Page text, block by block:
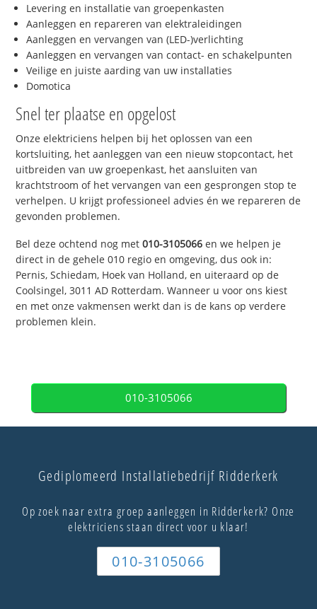
Levering en installatie van groepenkasten
Aanleggen en repareren van elektraleidingen
Aanleggen en vervangen van (LED-)verlichting
Aanleggen en vervangen van contact- en schakelpunten
Veilige en juiste aarding van uw installaties
Domotica
Snel ter plaatse en opgelost
Onze elektriciens helpen bij het oplossen van een
kortsluiting, het aanleggen van een nieuw stopcontact, het
uitbreiden van uw groepenkast, het aansluiten van
krachtstroom of het vervangen van een gesprongen stop te
verhelpen. U krijgt professioneel advies én we repareren de
gevonden problemen.
Bel deze ochtend nog met010-3105066 en we helpen je
direct in de gehele 010 regio en omgeving, dus ook in:
Pernis, Schiedam, Hoek van Holland, en uiteraard op de
Coolsingel, 3011 AD Rotterdam. Wanneer u voor ons kiest
en met onze vakmensen werkt dan is de kans op verdere
problemen klein.
010-3105066
Gediplomeerd Installatiebedrijf Ridderkerk
Op zoek naar extra groep aanleggen in Ridderkerk? Onze
elektriciens staan direct voor u klaar!
010-3105066